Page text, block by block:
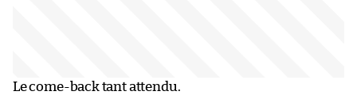
Le come-back tant attendu.